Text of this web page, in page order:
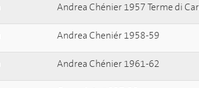
Andrea Chénier 1957 Terme di
Andrea Cheniér 1958-59
Andrea Chénier 1961-62